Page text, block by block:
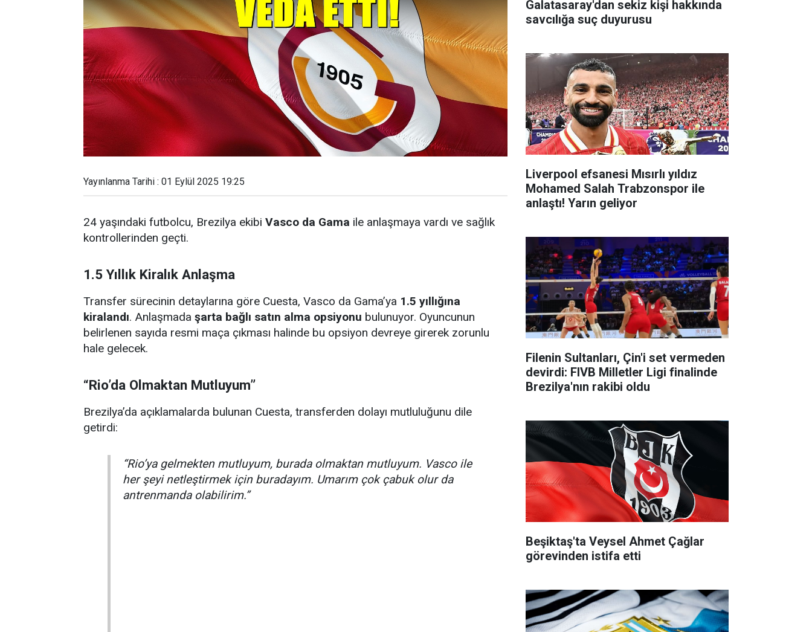
Yayınlanma Tarihi : 01 Eylül 2025 19:25
24 yaşındaki futbolcu, Brezilya ekibi Vasco da Gama ile anlaşmaya vardı ve sağlık
kontrollerinden geçti.
1.5 Yıllık Kiralık Anlaşma
Transfer sürecinin detaylarına göre Cuesta, Vasco da Gama’ya 1.5 yıllığına
kiralandı. Anlaşmada şarta bağlı satın alma opsiyonu bulunuyor. Oyuncunun
belirlenen sayıda resmi maça çıkması halinde bu opsiyon devreye girerek zorunlu
hale gelecek.
“Rio’da Olmaktan Mutluyum”
Brezilya’da açıklamalarda bulunan Cuesta, transferden dolayı mutluluğunu dile
getirdi:
“Rio’ya gelmekten mutluyum, burada olmaktan mutluyum. Vasco ile
her şeyi netleştirmek için buradayım. Umarım çok çabuk olur da
antrenmanda olabilirim.”
Galatasaray'dan sekiz kişi hakkında
savcılığa suç duyurusu
Liverpool efsanesi Mısırlı yıldız
Mohamed Salah Trabzonspor ile
anlaştı! Yarın geliyor
Filenin Sultanları, Çin'i set vermeden
devirdi: FIVB Milletler Ligi finalinde
Brezilya'nın rakibi oldu
Beşiktaş'ta Veysel Ahmet Çağlar
görevinden istifa etti